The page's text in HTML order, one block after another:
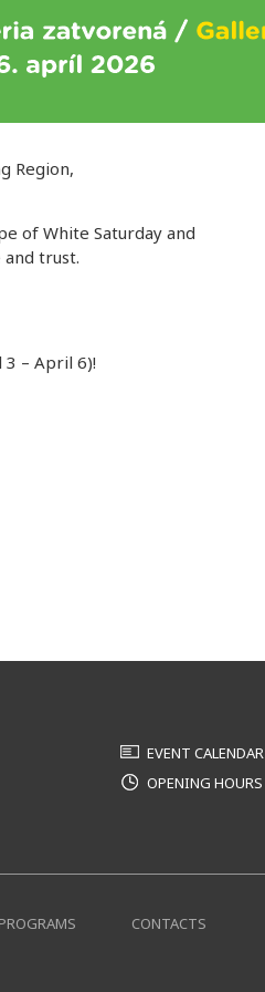
Region,
of White Saturday and
trust.
3 – April 6)!
EVENT CALENDAR
OPENING HOURS
PROGRAMS CONTACTS